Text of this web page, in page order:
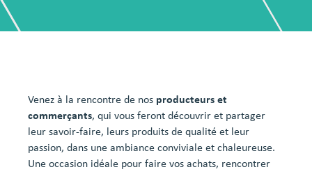
Venez à la rencontre de nos producteurs et
commerçants, qui vous feront découvrir et partager
leur savoir-faire, leurs produits de qualité et leur
passion, dans une ambiance conviviale et chaleureuse.
Une occasion idéale pour faire vos achats, rencontrer